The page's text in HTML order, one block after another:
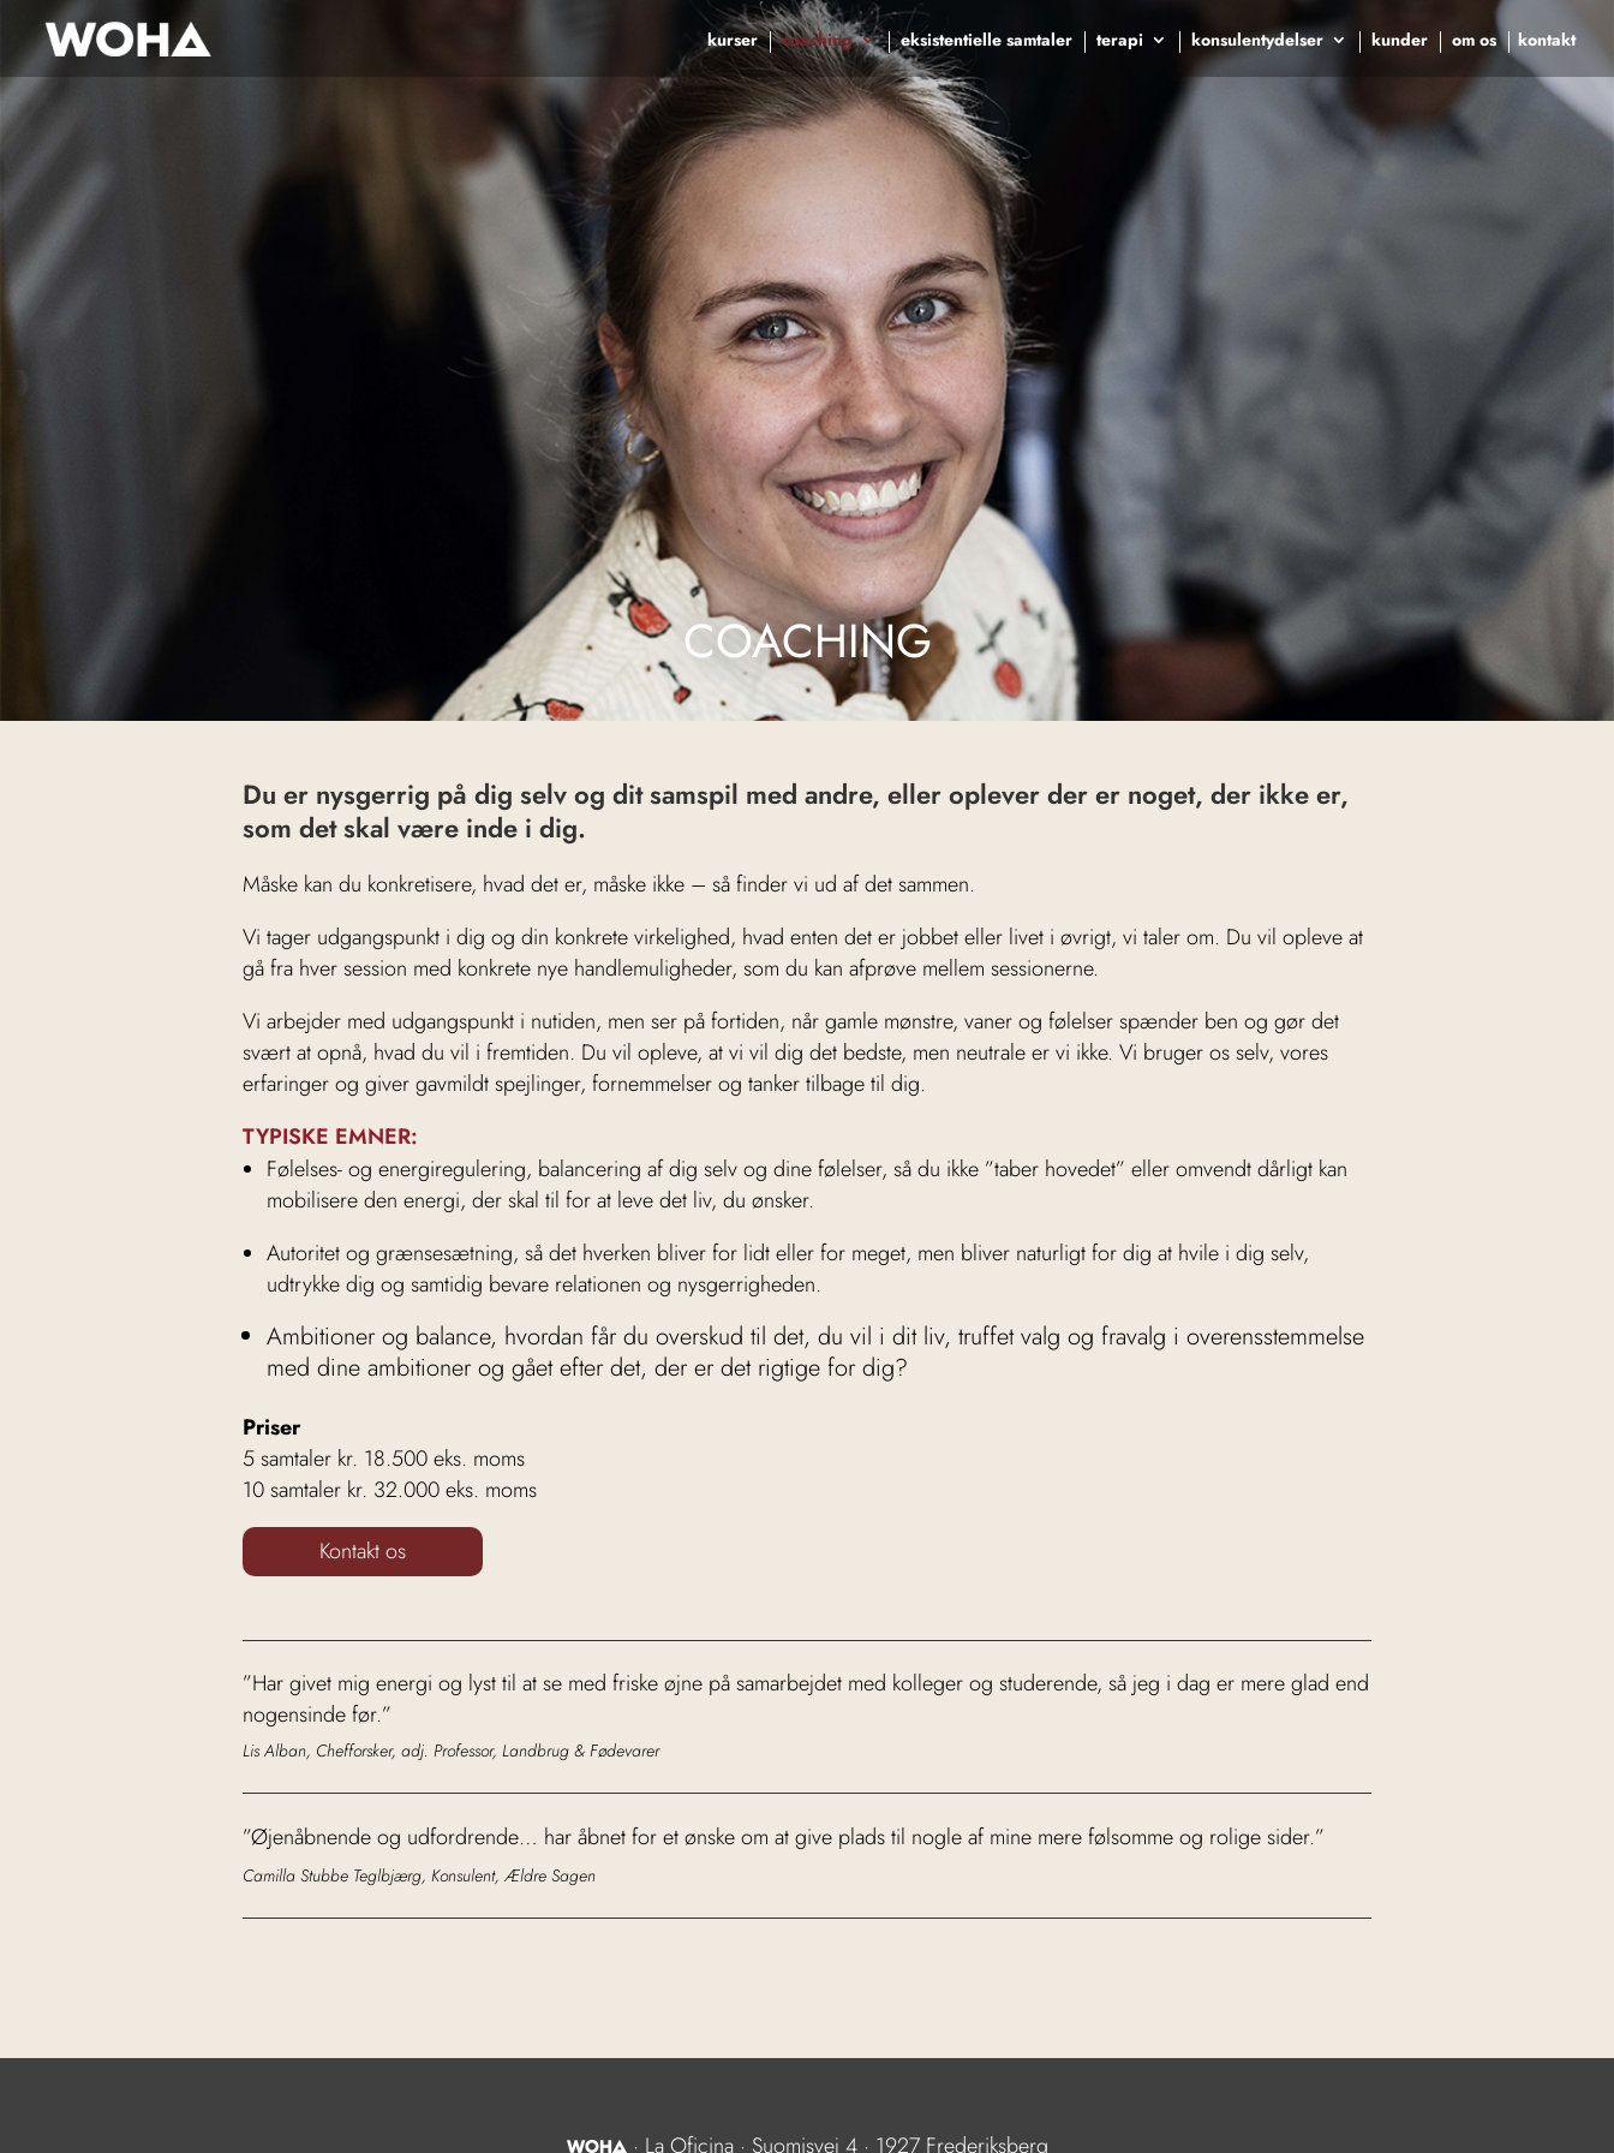
kurser coaching eksistentielle samtaler terapi konsulentydelser kunder om os kontakt
COACHING
Du er nysgerrig på dig selv og dit samspil med andre, eller oplever der er noget, der ikke er,
som det skal være inde i dig.
Måske kan du konkretisere, hvad det er, måske ikke – så finder vi ud af det sammen.
Vi tager udgangspunkt i dig og din konkrete virkelighed, hvad enten det er jobbet eller livet i øvrigt, vi taler om. Du vil opleve at
gå fra hver session med konkrete nye handlemuligheder, som du kan afprøve mellem sessionerne.
Vi arbejder med udgangspunkt i nutiden, men ser på fortiden, når gamle mønstre, vaner og følelser spænder ben og gør det
svært at opnå, hvad du vil i fremtiden. Du vil opleve, at vi vil dig det bedste, men neutrale er vi ikke. Vi bruger os selv, vores
erfaringer og giver gavmildt spejlinger, fornemmelser og tanker tilbage til dig.
TYPISKE EMNER:
Følelses- og energiregulering, balancering af dig selv og dine følelser, så du ikke ”taber hovedet” eller omvendt dårligt kan
mobilisere den energi, der skal til for at leve det liv, du ønsker.
Autoritet og grænsesætning, så det hverken bliver for lidt eller for meget, men bliver naturligt for dig at hvile i dig selv,
udtrykke dig og samtidig bevare relationen og nysgerrigheden.
Ambitioner og balance, hvordan får du overskud til det, du vil i dit liv, truffet valg og fravalg i overensstemmelse
med dine ambitioner og gået efter det, der er det rigtige for dig?
Priser
5 samtaler kr. 18.500 eks. moms
10 samtaler kr. 32.000 eks. moms
Kontakt os
”Har givet mig energi og lyst til at se med friske øjne på samarbejdet med kolleger og studerende, så jeg i dag er mere glad end
nogensinde før.”
Lis Alban, Chefforsker, adj. Professor, Landbrug & Fødevarer
”Øjenåbnende og udfordrende… har åbnet for et ønske om at give plads til nogle af mine mere følsomme og rolige sider.”
Camilla Stubbe Teglbjærg, Konsulent, Ældre Sagen
· La Oficina · Suomisvej 4 · 1927 Frederiksberg